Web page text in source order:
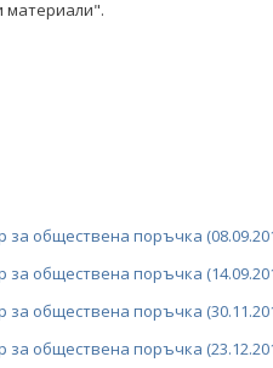
материали".
обществена поръчка
обществена поръчка
обществена поръчка
обществена поръчка